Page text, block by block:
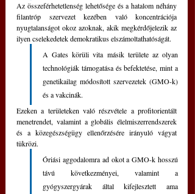
Az összeférhetetlenség lehetősége és a hatalom néhány
filantróp szervezet kezében való koncentrációja
nyugtalanságot okoz azoknak, akik megkérdőjelezik az
ilyen cselekedetek demokratikus elszámoltathatóságát.
A Gates körüli vita másik területe az olyan
technológiák támogatása és befektetése, mint a
genetikailag módosított szervezetek (GMO-k)
és a vakcinák.
Ezeken a területeken való részvétele a profitorientált
menetrendet, valamint a globális élelmiszerrendszerek
és a közegészségügy ellenőrzésére irányuló vágyat
tükrözi.
Óriási aggodalomra ad okot a GMO-k hosszú
távú következményei, valamint a
gyógyszergyárak által kifejlesztett ama